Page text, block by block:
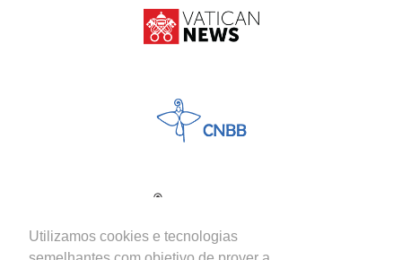
Utilizamos cookies e tecnologias